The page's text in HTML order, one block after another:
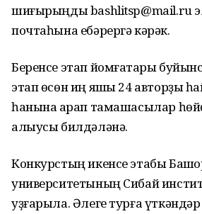
шиғырыңды bashlitsp@mail.ru
почтаһына ебәрергә кәрәк.
Беренсе этап йомғаҡтары
этап өсөн иң яҡшы 24 авторҙы
һанына ҡарап тамашасылар
алыусы билдәләнә.
Конкурстың икенсе этабы
университетының Сибай
уҙғарыла. Әлеге турға